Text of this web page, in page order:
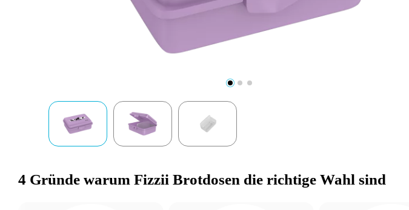
4 Gründe warum Fizzii Brotdosen die richtige Wahl sind